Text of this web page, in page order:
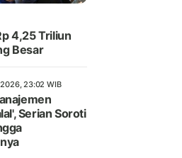
4,25 Triliun
Besar
23:02 WIB
Serian Soroti